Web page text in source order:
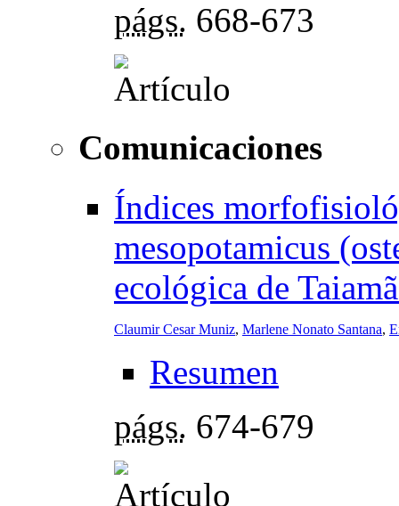
págs. 668-673
Comunicaciones
Índices
mesopotamicus
ecológica de
Claumir Cesar Muniz, Marlene Nonato Santana,
Resumen
págs. 674-679